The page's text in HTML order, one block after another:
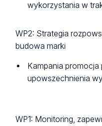
wykorzystania w
WP2: Strategia
budowa marki
Kampania
upowszechnienia
WP1: Monitoring,